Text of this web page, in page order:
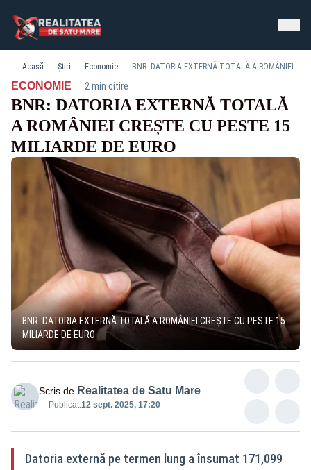
Acasă Știri Economie BNR: DATORIA EXTERNĂ TOTALĂ A ROMÂNIEI CREȘTE CU PESTE 15 MILIARDE DE EURO
ECONOMIE· 2 min citire
BNR: DATORIA EXTERNĂ TOTALĂ
A ROMÂNIEI CREȘTE CU PESTE 15
MILIARDE DE EURO
BNR: DATORIA EXTERNĂ TOTALĂ A ROMÂNIEI CREȘTE CU PESTE 15
MILIARDE DE EURO
Scris de Realitatea de Satu Mare
Publicat:12 sept. 2025, 17:20
Datoria externă pe termen lung a însumat 171,099